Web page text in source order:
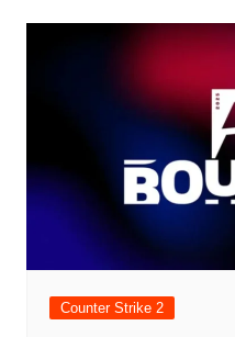
Counter Strike 2